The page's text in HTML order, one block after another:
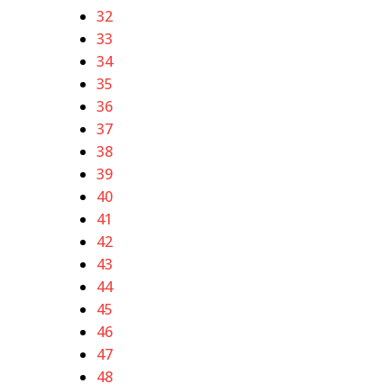
32
33
34
35
36
37
38
39
40
41
42
43
44
45
46
47
48